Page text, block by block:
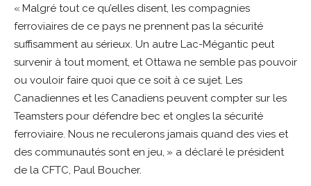
« Malgré tout ce qu’elles disent, les compagnies
ferroviaires de ce pays ne prennent pas la sécurité
suffisamment au sérieux. Un autre Lac-Mégantic peut
survenir à tout moment, et Ottawa ne semble pas pouvoir
ou vouloir faire quoi que ce soit à ce sujet. Les
Canadiennes et les Canadiens peuvent compter sur les
Teamsters pour défendre bec et ongles la sécurité
ferroviaire. Nous ne reculerons jamais quand des vies et
des communautés sont en jeu, » a déclaré le président
de la CFTC, Paul Boucher.